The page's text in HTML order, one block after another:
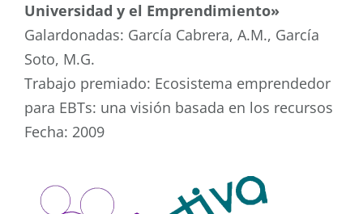
Universidad y el Emprendimiento»
Galardonadas: García Cabrera, A.M., García
Soto, M.G.
Trabajo premiado: Ecosistema emprendedor
para EBTs: una visión basada en los recursos
Fecha: 2009